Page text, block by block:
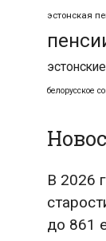
эстонская
белорусское
В 2026
до 861